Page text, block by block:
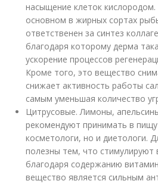
насыщение клеток
основном в жирных сортах
ответственен за синтез
благодаря которому дерма
ускорение процессов
Кроме того, это вещество
снижает активность работы
самым уменьшая количество
Цитрусовые. Лимоны,
рекомендуют принимать в
косметологи, но и диетологи.
полезны тем, что стимулируют
благодаря содержанию
вещество является сильным